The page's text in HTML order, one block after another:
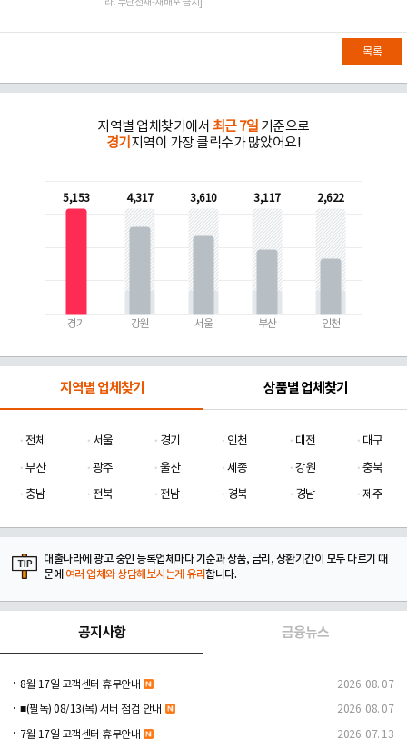
목록
지역별 업체찾기에서 최근 7일 기준으로
경기 지역이 가장 클릭수가 많았어요!
5,153
경기
4,317
강원
3,610
서울
3,117
부산
2,622
인천
지역별 업체찾기 상품별 업체찾기
전체 서울 경기 인천 대전
대구
부산
광주 울산 세종 강원
충북
충남
전북 전남 경북 경남 제주
대출나라에 광고 중인 등록업체마다 기준과 상품, 금리, 상환기간이 모두 다르기 때
문에 여러 업체와 상담해보시는게 유리합니다.
공지사항 금융뉴스
8월 17일 고객센터 휴무안내 2026. 08. 07
■(필독) 08/13(목) 서버 점검 안내 2026. 08. 07
7월 17일 고객센터 휴무안내 2026. 07. 13